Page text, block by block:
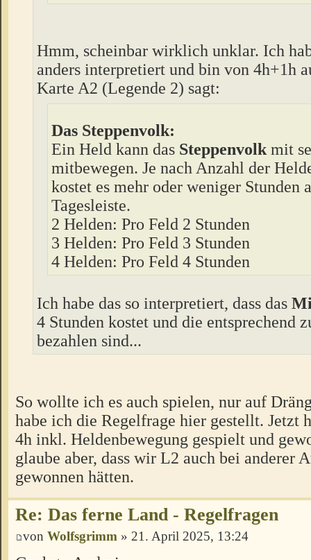
Hmm, scheinbar wirklich unklar. Ich
anders interpretiert und bin von 4h+1h
Karte A2 (Legende 2) sagt:
Das Steppenvolk:
Ein Held kann das Steppenvolk mit
mitbewegen. Je nach Anzahl der
kostet es mehr oder weniger Stunden
Tagesleiste.
2 Helden: Pro Feld 2 Stunden
3 Helden: Pro Feld 3 Stunden
4 Helden: Pro Feld 4 Stunden
Ich habe das so interpretiert, dass das
4 Stunden kostet und die entsprechend
bezahlen sind...
So wollte ich es auch spielen, nur auf
habe ich die Regelfrage hier gestellt. Jetzt
4h inkl. Heldenbewegung gespielt und
glaube aber, dass wir L2 auch bei anderer
gewonnen hätten.
Re: Das ferne Land - Regelfragen
von Wolfsgrimm » 21. April 2025, 13:24